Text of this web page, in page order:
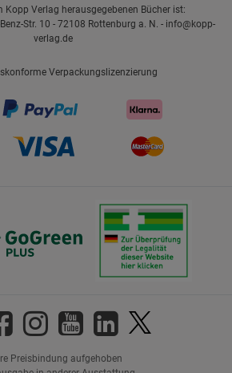
Kopp Verlag herausgegebenen Bücher ist:
Str. 10 - 72108 Rottenburg a. N. - info@kopp-
verlag.de
Verpackungslizenzierung
Preisbindung aufgehoben
Datenschutzerklärung Impressum